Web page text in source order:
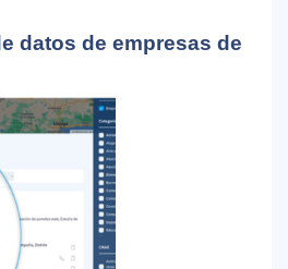
datos de empresas de